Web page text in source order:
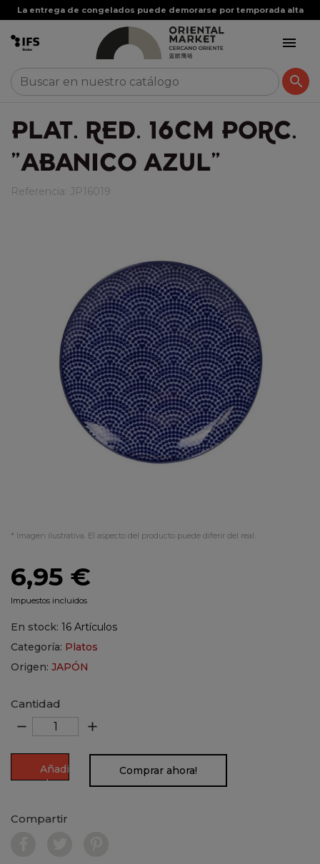
La entrega de congelados puede demorarse por temporada alta


PLAT. RED. 16CM PORC.
"ABANICO AZUL"
Referencia: JP16019
* Imagen ilustrativa. El aspecto del producto puede diferir del real.
6,95 €
Impuestos incluidos
En stock: 16 Artículos
Categoría: Platos
Origen: JAPÓN
Cantidad
remove add
Añadir
al
Comprar ahora!
Compartir